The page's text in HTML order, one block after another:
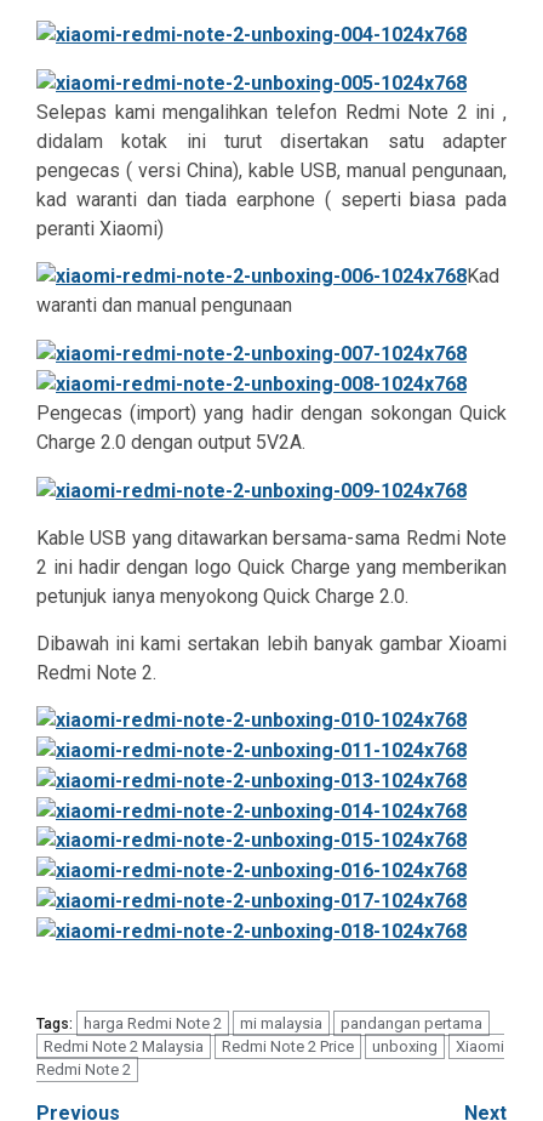
Selepas kami mengalihkan telefon Redmi Note 2 ini ,
didalam kotak ini turut disertakan satu adapter
pengecas ( versi China), kable USB, manual pengunaan,
kad waranti dan tiada earphone ( seperti biasa pada
peranti Xiaomi)
Kad
waranti dan manual pengunaan
Pengecas (import) yang hadir dengan sokongan Quick
Charge 2.0 dengan output 5V2A.
Kable USB yang ditawarkan bersama-sama Redmi Note
2 ini hadir dengan logo Quick Charge yang memberikan
petunjuk ianya menyokong Quick Charge 2.0.
Dibawah ini kami sertakan lebih banyak gambar Xioami
Redmi Note 2.
Tags: harga Redmi Note 2 mi malaysia
pandangan pertama
Redmi Note 2 Malaysia
Redmi Note 2 Price unboxing
Xiaomi
Redmi Note 2
Previous Next